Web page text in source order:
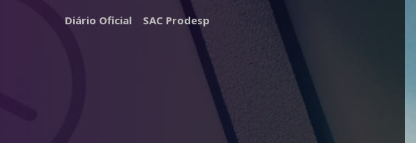
Diário Oficial SAC Prodesp